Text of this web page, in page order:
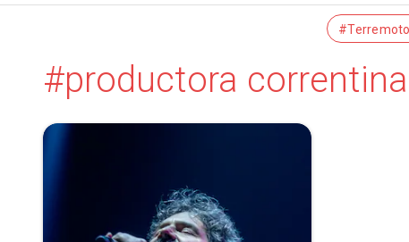
#productora correntina